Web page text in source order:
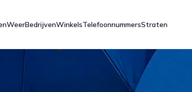
WeerBedrijvenWinkelsTelefoonnummersStraten